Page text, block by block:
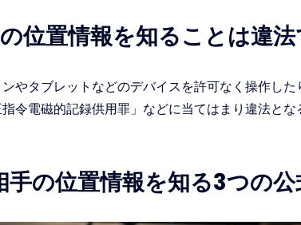
位置情報を知ることは違法
やタブレットなどのデバイスを許可なく操作した
令電磁的記録供用罪」などに当てはまり違法とな
手の位置情報を知る3つの